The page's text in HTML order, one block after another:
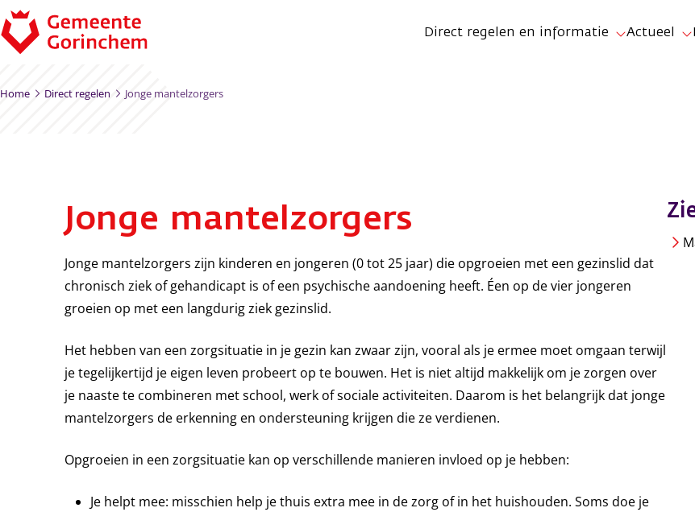
Ga naar de inhoud
Direct regelen en informatie Actueel
Home Direct regelen Jonge mantelzorgers
Jonge mantelzorgers
Jonge mantelzorgers zijn kinderen en jongeren (0 tot 25 jaar) die opgroeien met een gezinslid dat
chronisch ziek of gehandicapt is of een psychische aandoening heeft. Éen op de vier jongeren
groeien op met een langdurig ziek gezinslid.
Het hebben van een zorgsituatie in je gezin kan zwaar zijn, vooral als je ermee moet omgaan terwijl
je tegelijkertijd je eigen leven probeert op te bouwen. Het is niet altijd makkelijk om je zorgen over
je naaste te combineren met school, werk of sociale activiteiten. Daarom is het belangrijk dat jonge
mantelzorgers de erkenning en ondersteuning krijgen die ze verdienen.
Opgroeien in een zorgsituatie kan op verschillende manieren invloed op je hebben:
Je helpt mee: misschien help je thuis extra mee in de zorg of in het huishouden. Soms doe je